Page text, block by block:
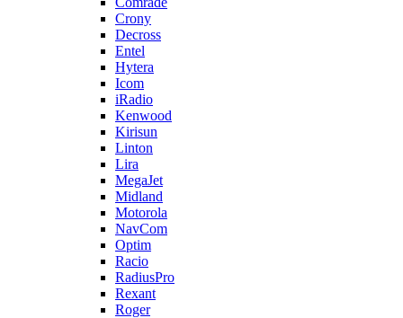
Crony
Decross
Entel
Hytera
Icom
iRadio
Kenwood
Kirisun
Linton
Lira
MegaJet
Midland
Motorola
NavCom
Optim
Racio
RadiusPro
Rexant
Roger